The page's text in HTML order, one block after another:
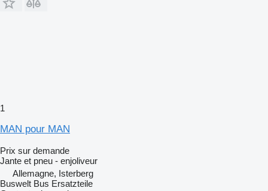
1
MAN pour MAN
Prix sur demande
Jante et pneu - enjoliveur
Allemagne, Isterberg
Buswelt Bus Ersatzteile